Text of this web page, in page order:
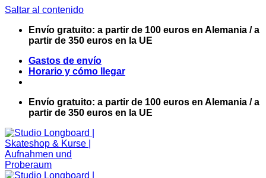
Saltar al contenido
Envío gratuito: a partir de 100 euros en Alemania / a
partir de 350 euros en la UE
Gastos de envío
Horario y cómo llegar
Envío gratuito: a partir de 100 euros en Alemania / a
partir de 350 euros en la UE